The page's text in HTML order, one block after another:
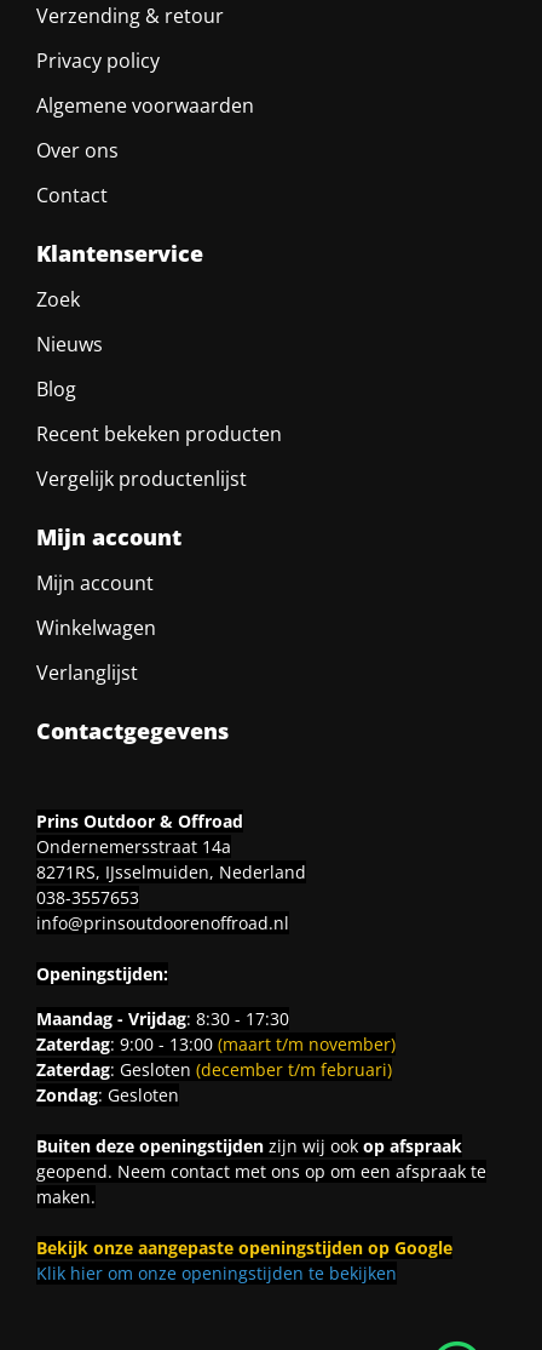
Verzending & retour
Privacy policy
Algemene voorwaarden
Over ons
Contact
Klantenservice
Zoek
Nieuws
Blog
Recent bekeken producten
Vergelijk productenlijst
Mijn account
Mijn account
Winkelwagen
Verlanglijst
Contactgegevens
Prins Outdoor & Offroad
Ondernemersstraat 14a
8271RS, IJsselmuiden, Nederland
038-3557653
info@prinsoutdoorenoffroad.nl
Openingstijden:
Maandag - Vrijdag: 8:30 - 17:30
Zaterdag: 9:00 - 13:00 (maart t/m november)
Zaterdag: Gesloten (december t/m februari)
Zondag: Gesloten
Buiten deze openingstijdenzijn wij ook op afspraak
geopend. Neem contact met ons op om een afspraak te
maken.
Bekijk onze aangepaste openingstijden op Google
Klik hier om onze openingstijden te bekijken